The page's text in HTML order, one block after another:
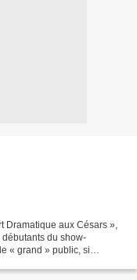
Dramatique aux Césars »,
du show-
« grand » public, si